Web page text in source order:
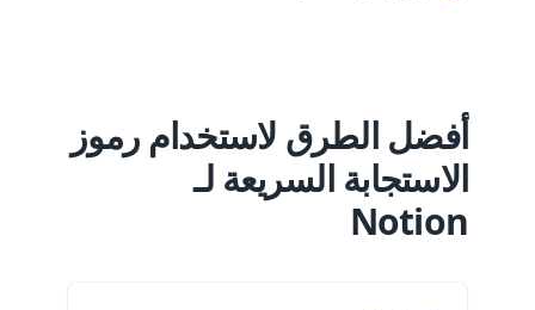
أفضل الطرق لاستخدام رموز
الاستجابة السريعة لـ
Notion